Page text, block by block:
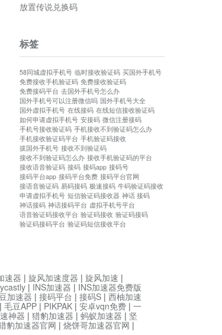
放置传说兑换码
标签
58同城虚拟手机号 临时接收验证码 买国外手机号
免费接收手机验证码 免费接收验证码
免费接码平台 去国外手机号怎么办
国外手机号可以注册微信吗 国外手机号大全
国外虚拟手机号 在线接码 在线短信接收验证码
如何申请虚拟手机号 安接码 微信注册接码
手机号接收验证码 手机接收不到验证码怎么办
手机接收验证码平台 手机验证码接收
拔国外手机号 接收不到验证码
接收不到验证码怎么办 接收手机验证码的平台
接收语音验证码 接码 接码app 接码号
接码平台app 接码平台免费 接码平台官网
接语音验证码 易码接码 极速接码 牛码验证码接收
申请虚拟手机号 短信验证码接收器 神话 接码
神话接码 神话接码平台 虚拟手机号平台
语音验证码接收平台 验证码接收 验证码接码
验证码接码平台 验证码短信接收平台
速器 | 旋风加速度器 | 旋风加速 |
| INS加速器 | INS加速器免费版
加速器 | 接码平台 | 接码S | 西柚加速
| 毛豆APP | PIKPAK | 安卓vqn免费 | 一
神器 | 猎豹加速器 | 蚂蚁加速器 | 坚
豹加速器官网 | 烧饼哥加速器官网 |